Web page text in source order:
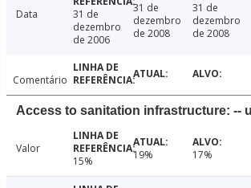
Data
31 de
dezembro
de 2006
31 de
dezembro
de 2008
31 de
dezembro
de 2008
Comentário
Access to sanitation infrastructure: --
Valor
15%
19% 17%